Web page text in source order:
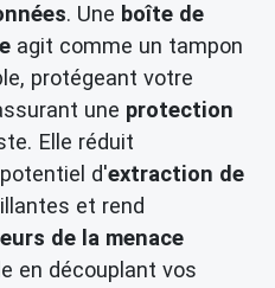
. Une boîte de
agit comme un tampon
protégeant votre
une protection
Elle réduit
d'extraction de
et rend
de la menace
en découplant vos